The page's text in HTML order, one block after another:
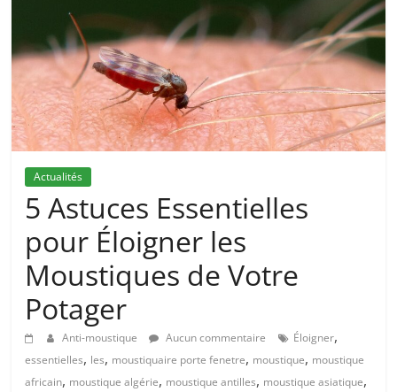
Actualités
5 Astuces Essentielles
pour Éloigner les
Moustiques de Votre
Potager
Anti-moustique Aucun commentaire Éloigner,
essentielles, les, moustiquaire porte fenetre, moustique, moustique
africain, moustique algérie, moustique antilles, moustique asiatique,